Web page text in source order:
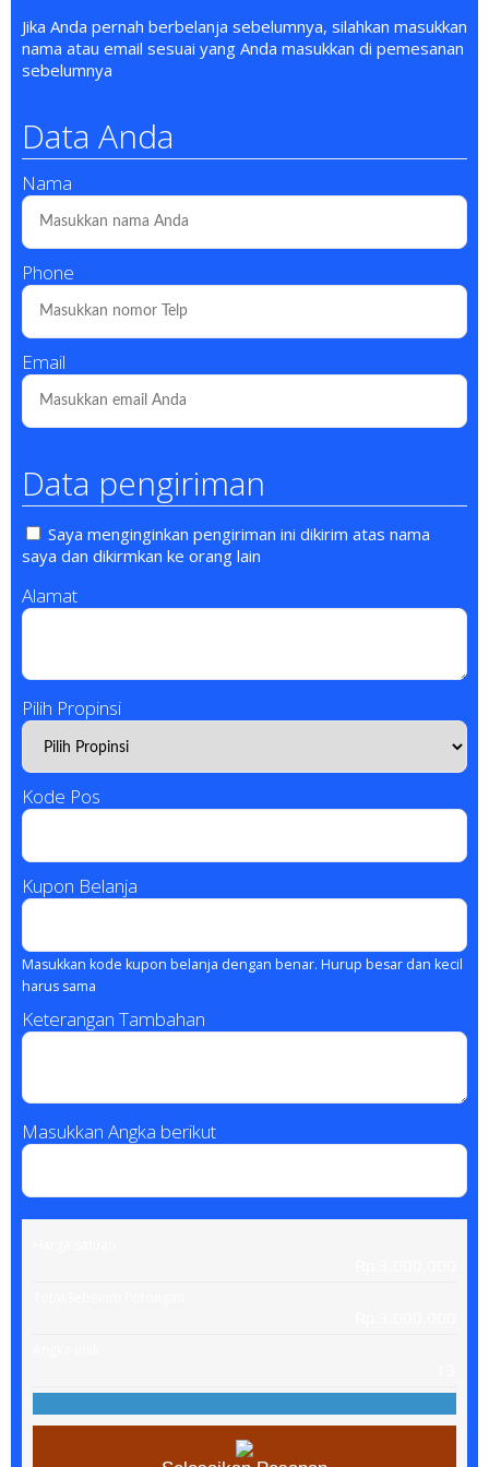
Jika Anda pernah berbelanja sebelumnya, silahkan masukkan
nama atau email sesuai yang Anda masukkan di pemesanan
sebelumnya
Data Anda
Nama
Phone
Email
Data pengiriman
Saya menginginkan pengiriman ini dikirim atas nama
saya dan dikirmkan ke orang lain
Alamat
Pilih Propinsi
Kode Pos
Kupon Belanja
Masukkan kode kupon belanja dengan benar. Hurup besar dan kecil
harus sama
Keterangan Tambahan
Masukkan Angka berikut